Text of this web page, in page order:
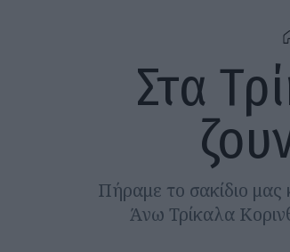
Στα
Πήραμε το σακίδιο
Άνω Τρίκαλα